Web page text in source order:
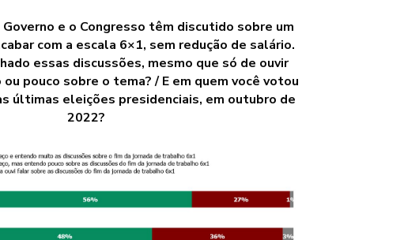
e o Congresso têm discutido sobre um
com a escala 6×1, sem redução de salário.
essas discussões, mesmo que só de ouvir
pouco sobre o tema? / E em quem você votou
últimas eleições presidenciais, em outubro de
2022?